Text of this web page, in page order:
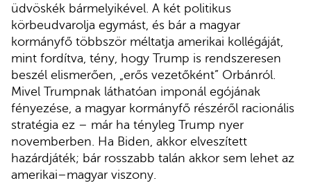
üdvöskék bármelyikével. A két politikus
körbeudvarolja egymást, és bár a magyar
kormányfő többször méltatja amerikai kollégáját,
mint fordítva, tény, hogy Trump is rendszeresen
beszél elismerően, „erős vezetőként” Orbánról.
Mivel Trumpnak láthatóan imponál egójának
fényezése, a magyar kormányfő részéről racionális
stratégia ez – már ha tényleg Trump nyer
novemberben. Ha Biden, akkor elveszített
hazárdjáték; bár rosszabb talán akkor sem lehet az
amerikai–magyar viszony.